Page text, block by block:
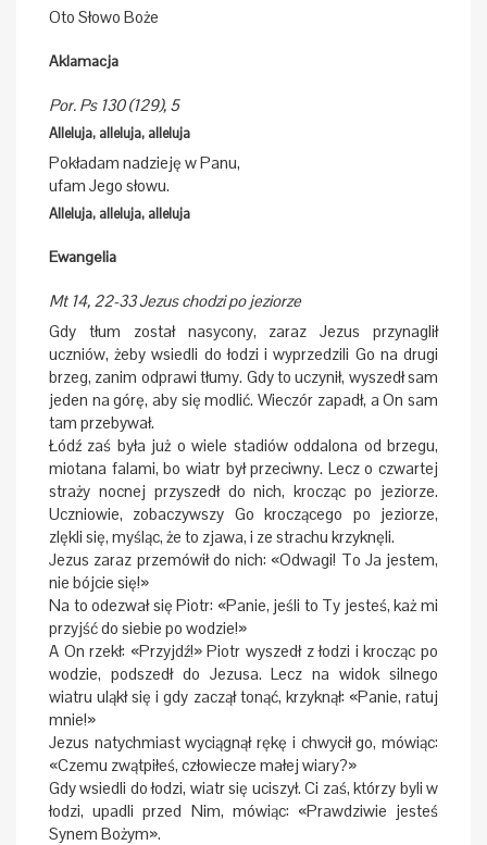
Oto Słowo Boże
Aklamacja
Por. Ps 130 (129), 5
Alleluja, alleluja, alleluja
Pokładam nadzieję w Panu,
ufam Jego słowu.
Alleluja, alleluja, alleluja
Ewangelia
Mt 14, 22-33 Jezus chodzi po jeziorze
Gdy tłum został nasycony, zaraz Jezus przynaglił
uczniów, żeby wsiedli do łodzi i wyprzedzili Go na drugi
brzeg, zanim odprawi tłumy. Gdy to uczynił, wyszedł sam
jeden na górę, aby się modlić. Wieczór zapadł, a On sam
tam przebywał.
Łódź zaś była już o wiele stadiów oddalona od brzegu,
miotana falami, bo wiatr był przeciwny. Lecz o czwartej
straży nocnej przyszedł do nich, krocząc po jeziorze.
Uczniowie, zobaczywszy Go kroczącego po jeziorze,
zlękli się, myśląc, że to zjawa, i ze strachu krzyknęli.
Jezus zaraz przemówił do nich: «Odwagi! To Ja jestem,
nie bójcie się!»
Na to odezwał się Piotr: «Panie, jeśli to Ty jesteś, każ mi
przyjść do siebie po wodzie!»
A On rzekł: «Przyjdź!» Piotr wyszedł z łodzi i krocząc po
wodzie, podszedł do Jezusa. Lecz na widok silnego
wiatru uląkł się i gdy zaczął tonąć, krzyknął: «Panie, ratuj
mnie!»
Jezus natychmiast wyciągnął rękę i chwycił go, mówiąc:
«Czemu zwątpiłeś, człowiecze małej wiary?»
Gdy wsiedli do łodzi, wiatr się uciszył. Ci zaś, którzy byli w
łodzi, upadli przed Nim, mówiąc: «Prawdziwie jesteś
Synem Bożym».